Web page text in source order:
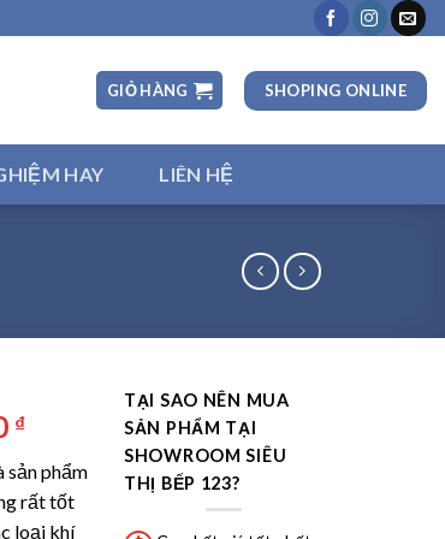
GIỎ HÀNG SHOPING ONLINE
HAY LIÊN HỆ
₫.
₫Giá
tại
là:
sản phẩm
rất tốt
loại khí
TẠI SAO NÊN MUA
SẢN PHẨM TẠI
SHOWROOM SIÊU
THỊ BẾP 123?